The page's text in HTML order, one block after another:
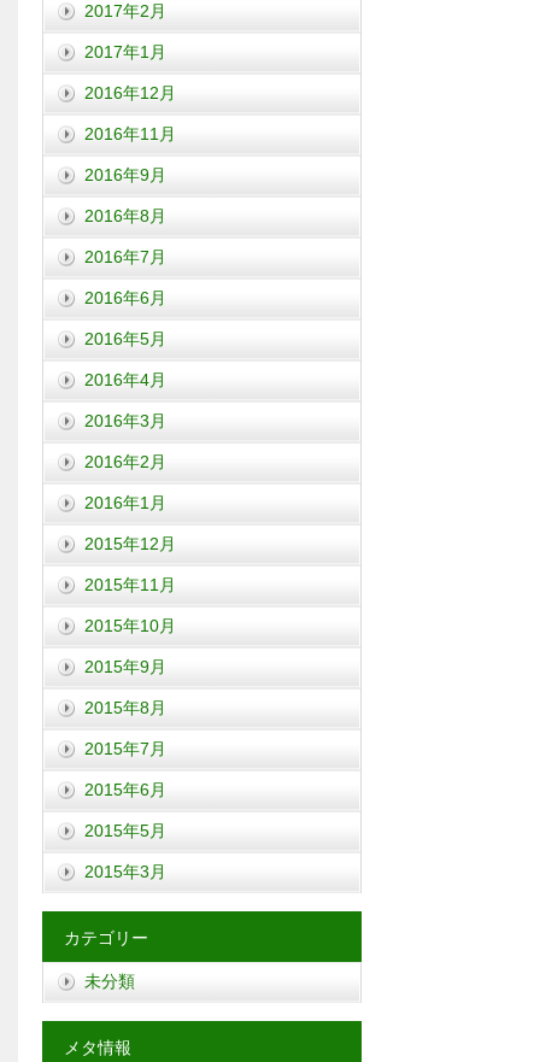
2017年2月
2017年1月
2016年12月
2016年11月
2016年9月
2016年8月
2016年7月
2016年6月
2016年5月
2016年4月
2016年3月
2016年2月
2016年1月
2015年12月
2015年11月
2015年10月
2015年9月
2015年8月
2015年7月
2015年6月
2015年5月
2015年3月
カテゴリー
未分類
メタ情報